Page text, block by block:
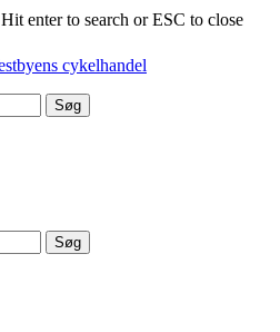
Hit enter to search or ESC to close
Søg
Søg